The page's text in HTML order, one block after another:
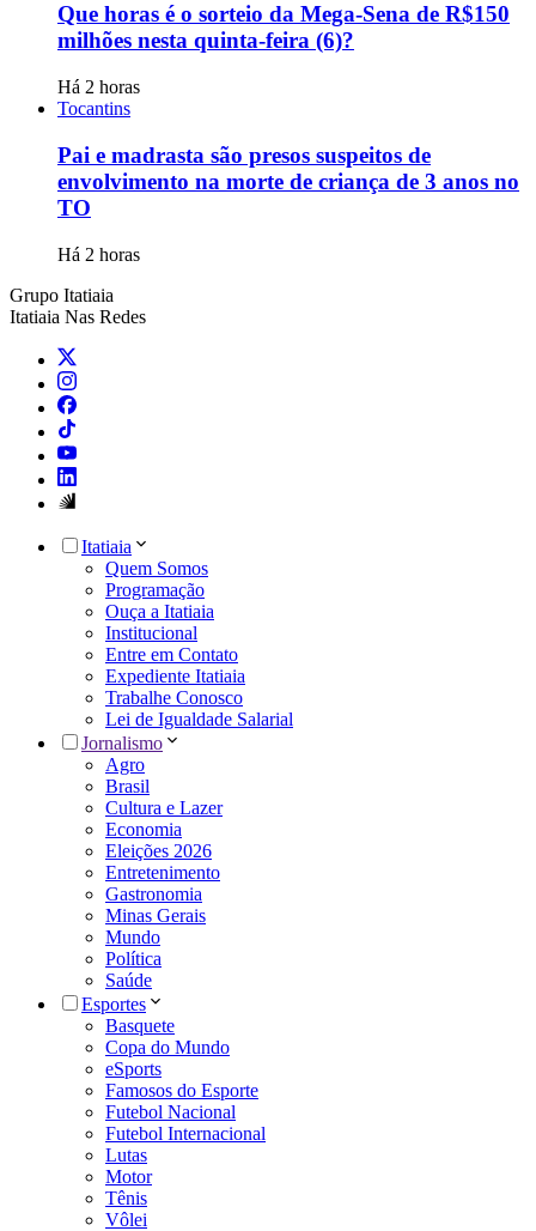
Que horas é o sorteio da Mega-Sena de R$150
milhões nesta quinta-feira (6)?
Há 2 horas
Tocantins
Pai e madrasta são presos suspeitos de
envolvimento na morte de criança de 3 anos no
TO
Há 2 horas
Grupo Itatiaia
Itatiaia Nas Redes
Itatiaia
Quem Somos
Programação
Ouça a Itatiaia
Institucional
Entre em Contato
Expediente Itatiaia
Trabalhe Conosco
Lei de Igualdade Salarial
Jornalismo
Agro
Brasil
Cultura e Lazer
Economia
Eleições 2026
Entretenimento
Gastronomia
Minas Gerais
Mundo
Política
Saúde
Esportes
Basquete
Copa do Mundo
eSports
Famosos do Esporte
Futebol Nacional
Futebol Internacional
Lutas
Motor
Tênis
Vôlei